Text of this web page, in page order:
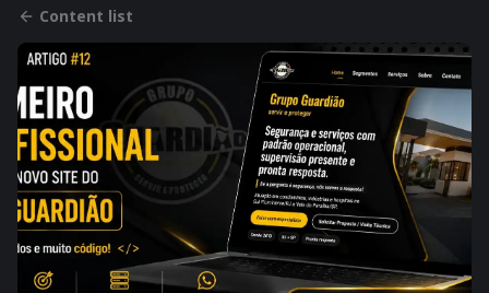
Content list